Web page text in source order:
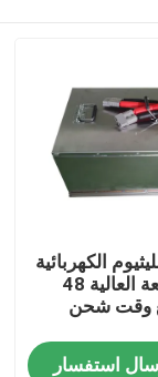
الكهربائية
ذات السعة العالية 48
وقت شحن
استفسار